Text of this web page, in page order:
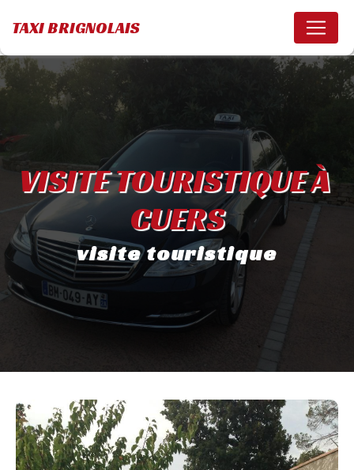
TAXI BRIGNOLAIS
VISITE TOURISTIQUE À
CUERS
visite touristique